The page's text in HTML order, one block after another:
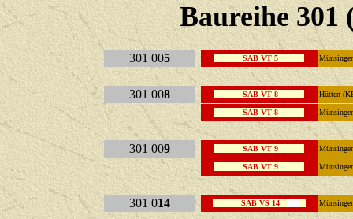
Baureihe 301
301 005 SAB VT 5
301 008 SAB VT 8 Hütten
SAB VT 8
301 009 SAB VT 9
SAB VT 9
301 014 SAB VS 14